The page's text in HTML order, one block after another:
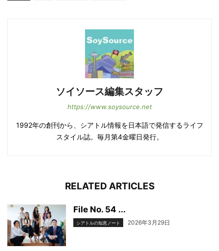
ソイソース編集スタッフ
https://www.soysource.net
1992年の創刊から、シアトル情報を日本語で発信するライフ
スタイル誌。毎月第4金曜日発行。
RELATED ARTICLES
File No. 54 ...
シアトルの知恵ノート 2026年3月29日